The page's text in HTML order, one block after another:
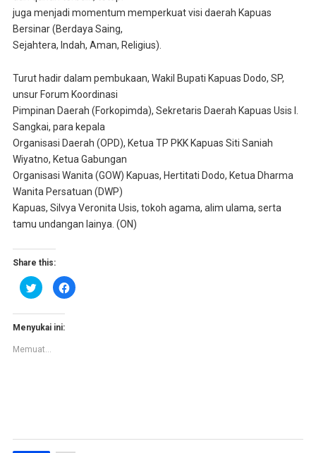
juga menjadi momentum memperkuat visi daerah Kapuas
Bersinar (Berdaya Saing,
Sejahtera, Indah, Aman, Religius).
Turut hadir dalam pembukaan, Wakil Bupati Kapuas Dodo, SP,
unsur Forum Koordinasi
Pimpinan Daerah (Forkopimda), Sekretaris Daerah Kapuas Usis I.
Sangkai, para kepala
Organisasi Daerah (OPD), Ketua TP PKK Kapuas Siti Saniah
Wiyatno, Ketua Gabungan
Organisasi Wanita (GOW) Kapuas, Hertitati Dodo, Ketua Dharma
Wanita Persatuan (DWP)
Kapuas, Silvya Veronita Usis, tokoh agama, alim ulama, serta
tamu undangan lainya. (ON)
Share this:
K
l
n
k
d
K
l
n
Menyukai ini:
Memuat...